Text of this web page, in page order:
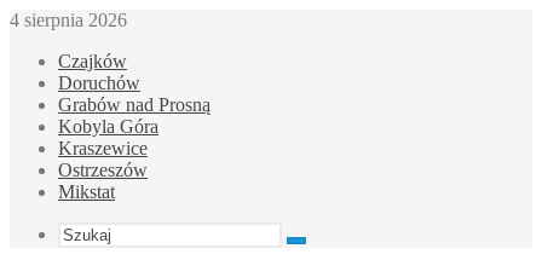
4 sierpnia 2026
Czajków
Doruchów
Grabów nad Prosną
Kobyla Góra
Kraszewice
Ostrzeszów
Mikstat
Szukaj